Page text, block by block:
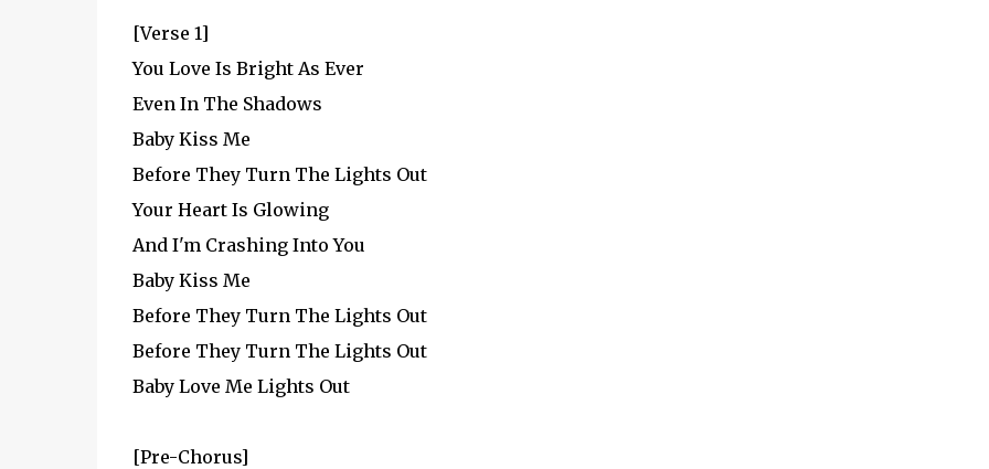
[Verse 1]
You Love Is Bright As Ever
Even In The Shadows
Baby Kiss Me
Before They Turn The Lights Out
Your Heart Is Glowing
And I'm Crashing Into You
Baby Kiss Me
Before They Turn The Lights Out
Before They Turn The Lights Out
Baby Love Me Lights Out
[Pre-Chorus]